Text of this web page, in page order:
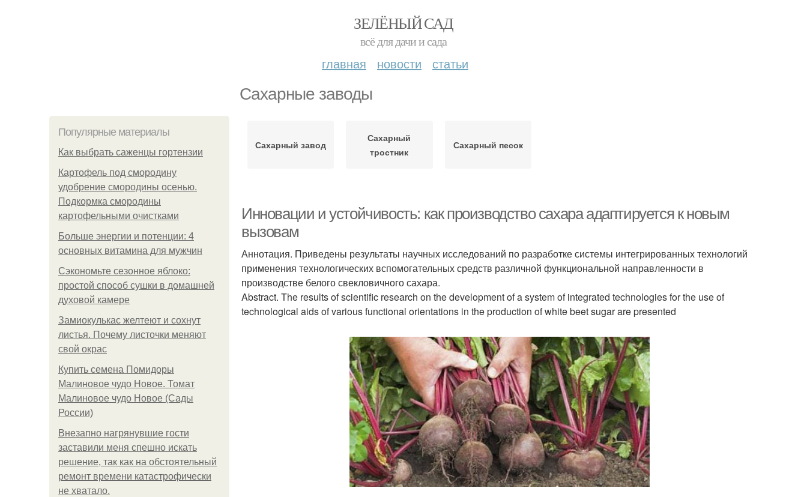
ЗЕЛЁНЫЙ САД
всё для дачи и сада
главная новости статьи
Сахарные заводы
Популярные материалы
Как выбрать саженцы гортензии
Картофель под смородину
удобрение смородины осенью.
Подкормка смородины
картофельными очистками
Больше энергии и потенции: 4
основных витамина для мужчин
Сэкономьте сезонное яблоко:
простой способ сушки в домашней
духовой камере
Замиокулькас желтеют и сохнут
листья. Почему листочки меняют
свой окрас
Купить семена Помидоры
Малиновое чудо Новое. Томат
Малиновое чудо Новое (Сады
России)
Внезапно нагрянувшие гости
заставили меня спешно искать
решение, так как на обстоятельный
ремонт времени катастрофически
не хватало.
Сахарный завод
Сахарный
тростник
Сахарный песок
Инновации и устойчивость: как производство сахара адаптируется к новым
вызовам
Аннотация. Приведены результаты научных исследований по разработке системы интегрированных технологий
применения технологических вспомогательных средств различной функциональной направленности в
производстве белого свекловичного сахара.
Abstract. The results of scientific research on the development of a system of integrated technologies for the use of
technological aids of various functional orientations in the production of white beet sugar are presented